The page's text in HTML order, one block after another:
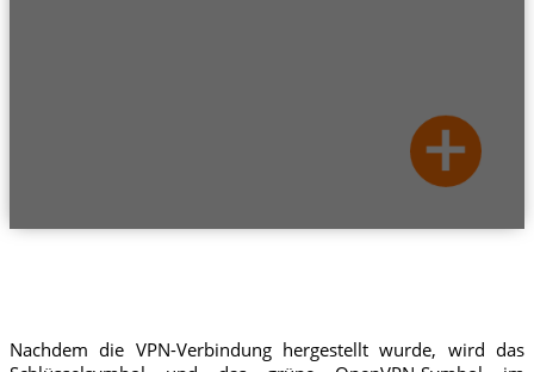
Nachdem die VPN-Verbindung hergestellt wurde, wird das